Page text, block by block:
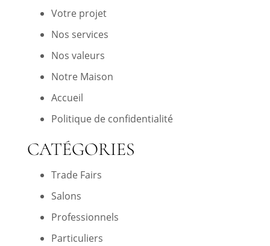
Votre projet
Nos services
Nos valeurs
Notre Maison
Accueil
Politique de confidentialité
CATÉGORIES
Trade Fairs
Salons
Professionnels
Particuliers